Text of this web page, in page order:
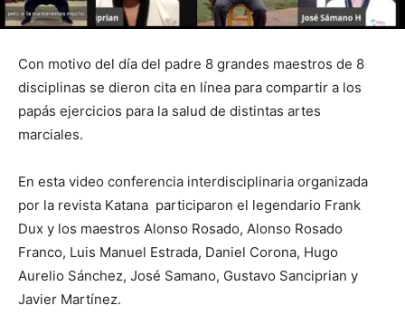
Con motivo del día del padre 8 grandes maestros de 8
disciplinas se dieron cita en línea para compartir a los
papás ejercicios para la salud de distintas artes
marciales.
En esta video conferencia interdisciplinaria organizada
por la revista Katana participaron el legendario Frank
Dux y los maestros Alonso Rosado, Alonso Rosado
Franco, Luis Manuel Estrada, Daniel Corona, Hugo
Aurelio Sánchez, José Samano, Gustavo Sanciprian y
Javier Martínez.